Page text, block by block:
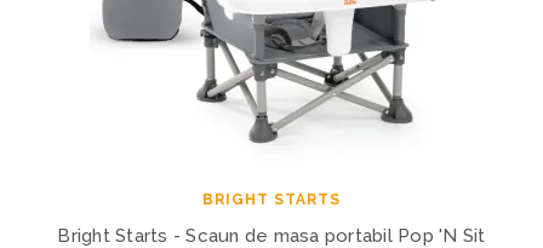
BRIGHT STARTS
Bright Starts - Scaun de masa portabil Pop 'N Sit